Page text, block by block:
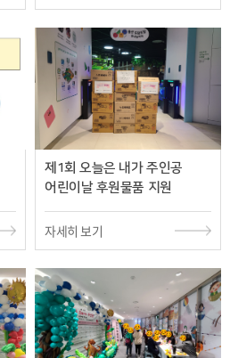
제1회 오늘은 내가 주인공
어린이날 후원물품 지원
자세히 보기